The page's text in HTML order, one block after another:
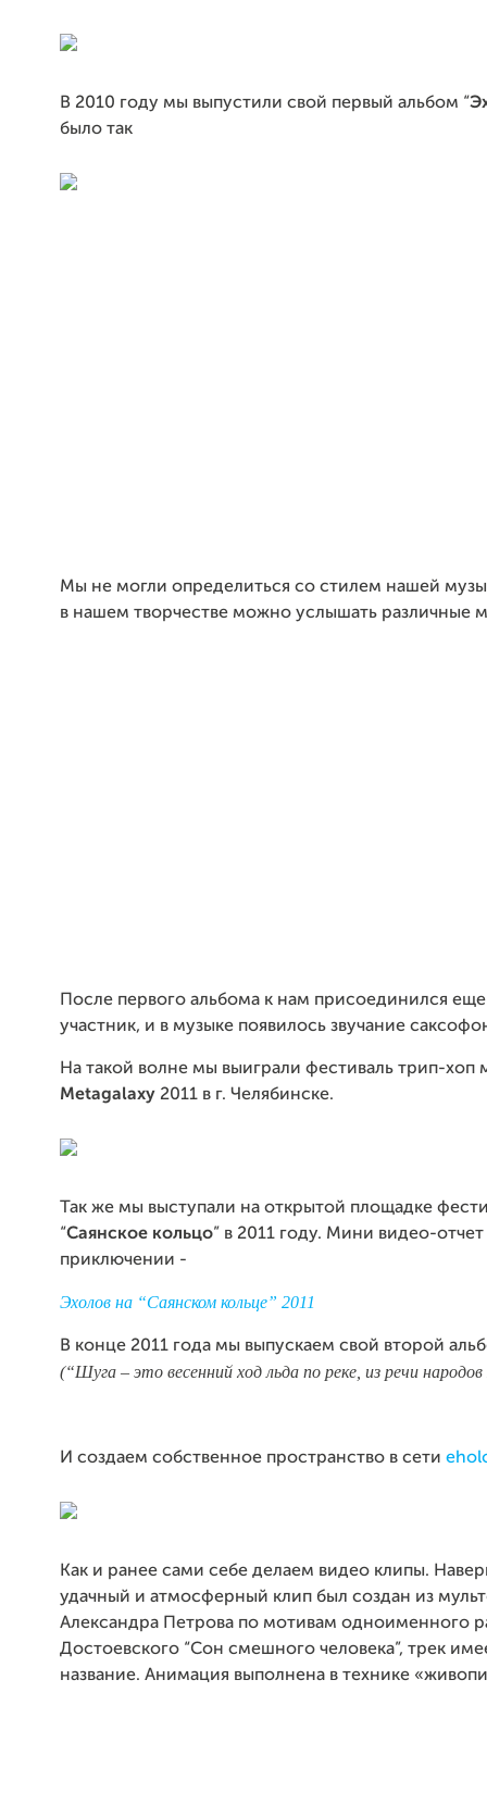
В 2010 году мы выпустили свой первый альбом “
было так
Мы не могли определиться со стилем нашей
в нашем творчестве можно услышать различные
После первого альбома к нам присоединился
участник, и в музыке появилось звучание
На такой волне мы выиграли фестиваль трип-хоп
Metagalaxy 2011 в г. Челябинске.
Так же мы выступали на открытой площадке
“Саянское кольцо” в 2011 году. Мини видео-
приключении -
Эхолов на “Саянском кольце” 2011
В конце 2011 года мы выпускаем свой второй
(“Шуга – это весенний ход льда по реке, из речи
И создаем собственное пространство в сети
Как и ранее сами себе делаем видео клипы.
удачный и атмосферный клип был создан из
Александра Петрова по мотивам одноименного
Достоевского “Сон смешного человека”, трек
название. Анимация выполнена в технике